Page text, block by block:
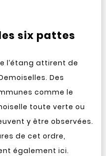
six pattes
l’étang attirent de
Des
comme le
toute verte ou
y être observées.
de cet ordre,
également ici.